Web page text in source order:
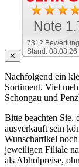
✕
7312
Stand: 08.08.26
Note
Nachfolgend ein
Sortiment. Viel
Schongau und
Bitte beachten
ausverkauft sein
Wunschartikel
jeweiligen Filiale
als Abholpreise,